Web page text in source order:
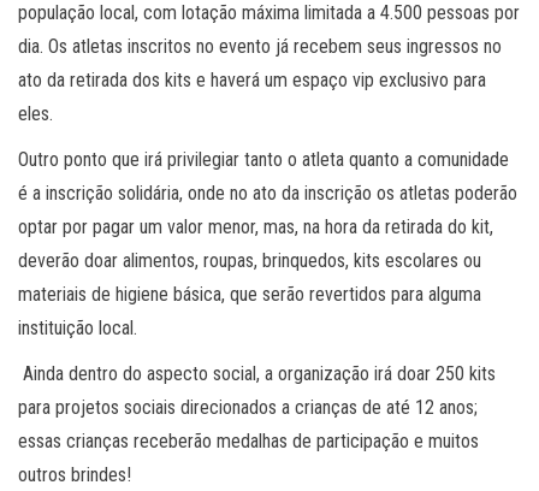
população local, com lotação máxima limitada a 4.500 pessoas por
dia. Os atletas inscritos no evento já recebem seus ingressos no
ato da retirada dos kits e haverá um espaço vip exclusivo para
eles.
Outro ponto que irá privilegiar tanto o atleta quanto a comunidade
é a inscrição solidária, onde no ato da inscrição os atletas poderão
optar por pagar um valor menor, mas, na hora da retirada do kit,
deverão doar alimentos, roupas, brinquedos, kits escolares ou
materiais de higiene básica, que serão revertidos para alguma
instituição local.
Ainda dentro do aspecto social, a organização irá doar 250 kits
para projetos sociais direcionados a crianças de até 12 anos;
essas crianças receberão medalhas de participação e muitos
outros brindes!